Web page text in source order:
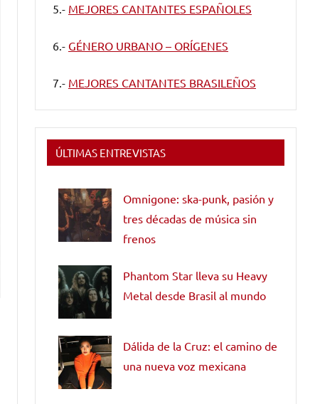
5.- MEJORES CANTANTES ESPAÑOLES
6.- GÉNERO URBANO – ORÍGENES
7.- MEJORES CANTANTES BRASILEÑOS
ÚLTIMAS ENTREVISTAS
Omnigone: ska-punk, pasión y
tres décadas de música sin
frenos
Phantom Star lleva su Heavy
Metal desde Brasil al mundo
Dálida de la Cruz: el camino de
una nueva voz mexicana